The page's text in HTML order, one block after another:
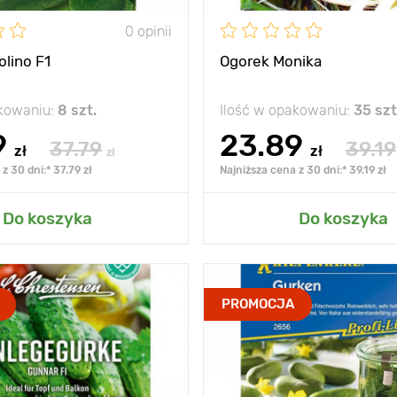
0 opinii
F1
8 szt.
zł 37.79 zł
30 dni:* 37.79 zł
Do koszyka
do mojego ogrodu
Ogorek Monika
Ilość w opakowaniu: 35
23.89 zł 39.19
Najniższa cena z 30 dni:* 39.19 zł
Do koszyka
Dodaj do mojego
wczesne i
niezawodne
zawiązywanie
owoców
Слабоветвистый
PROMOCJA
Zalety
goryczy
Wysokość